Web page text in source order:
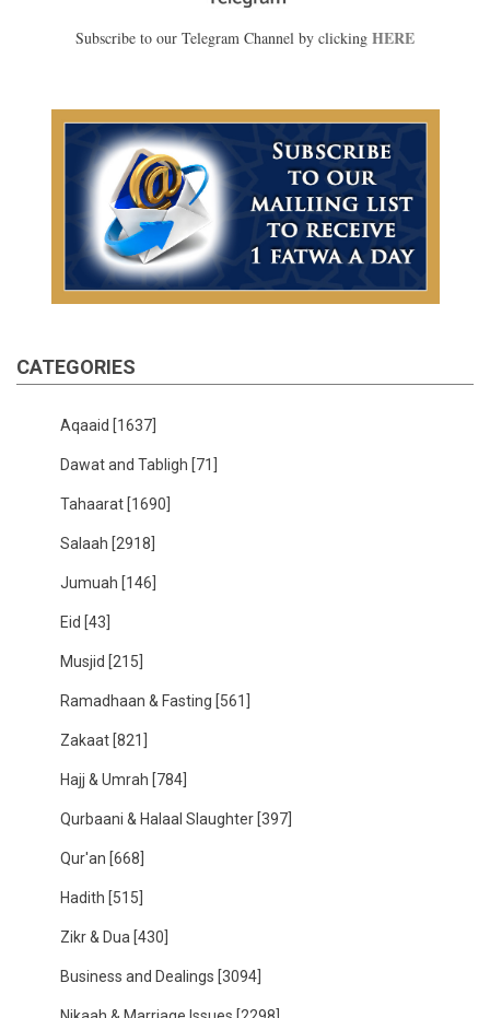
Subscribe to our Telegram Channel by clicking HERE
CATEGORIES
Aqaaid [1637]
Dawat and Tabligh [71]
Tahaarat [1690]
Salaah [2918]
Jumuah [146]
Eid [43]
Musjid [215]
Ramadhaan & Fasting [561]
Zakaat [821]
Hajj & Umrah [784]
Qurbaani & Halaal Slaughter [397]
Qur'an [668]
Hadith [515]
Zikr & Dua [430]
Business and Dealings [3094]